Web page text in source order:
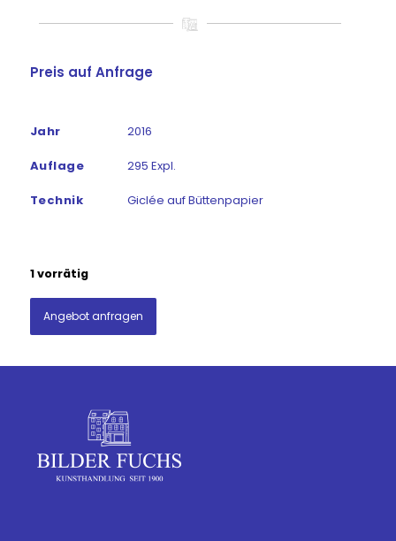
Preis auf Anfrage
Jahr 2016
Auflage 295 Expl.
Technik Giclée auf Büttenpapier
1 vorrätig
Angebot anfragen